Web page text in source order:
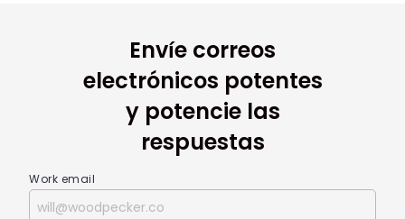
Envíe correos
electrónicos potentes
y potencie las
respuestas
Work email